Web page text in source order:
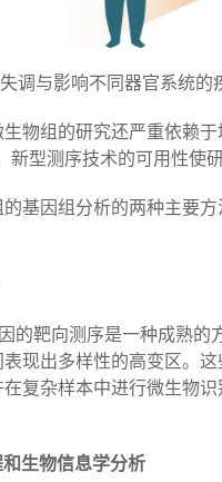
调与影响不同器官系统的
物组的研究还严重依赖
新型测序技术的可用性使
基因组分析的两种主要
的靶向测序是一种成熟
现出多样性的高变区。
复杂样本中进行微生物
生物信息学分析